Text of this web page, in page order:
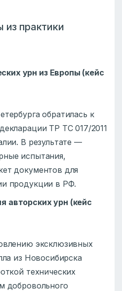
из практики
урн из Европы (кейс
обратилась к
ТР ТС 017/2011
В результате —
испытания,
документов для
продукции в РФ.
авторских урн (кейс
эксклюзивных
из Новосибирска
технических
добровольного